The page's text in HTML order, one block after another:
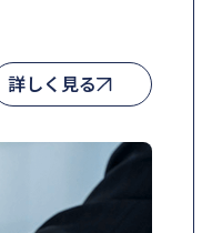
詳しく見る